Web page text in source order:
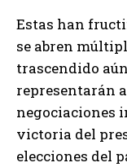
Estas han
se abren
trascendido
representarán
negociaciones
victoria del
elecciones del